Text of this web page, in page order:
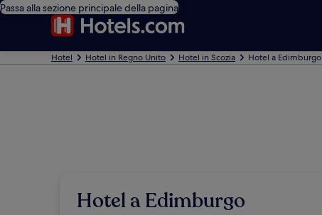
Passa alla sezione principale della pagina
Hotel Hotel in Regno Unito Hotel in Scozia Hotel a Edimburgo
Hotel a Edimburgo